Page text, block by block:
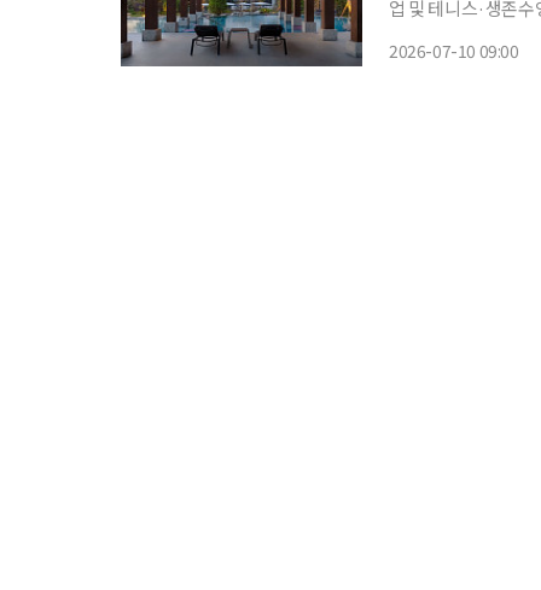
업 및 테니스·생존
2026-07-10 09:00